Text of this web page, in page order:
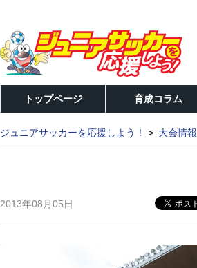
トップページ 育成コラム
ジュニアサッカーを応援しよう！ 大会情報
2013年08月05日